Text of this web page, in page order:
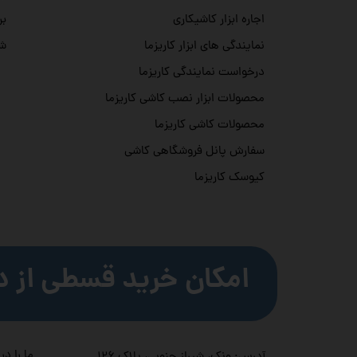
اجاره ابزار کاشیکاری
نمایندگی های ابزار کاریزما
درخواست نمایندگی کاریزما
محصولات ابزار نصب کاشی کاریزما
محصولات کاشی کاریزما
سفارش پانل فروشگاهی کاشی
کیوسک کاریزما
امکان خرید قسطی